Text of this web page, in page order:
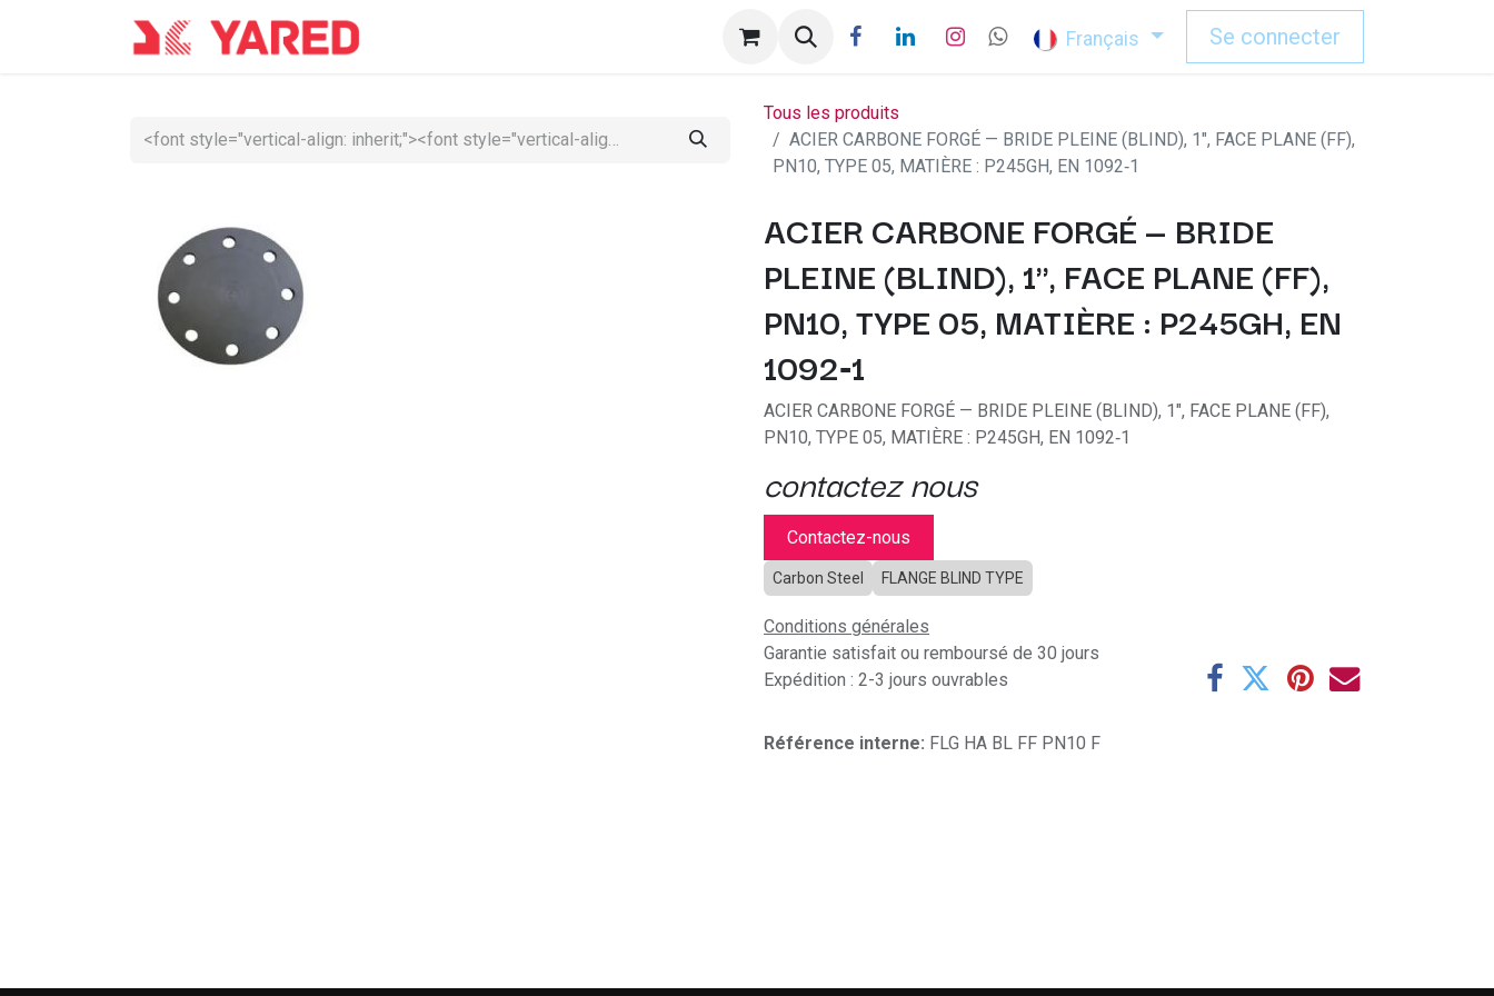
Rendez-vous Français Se connecter
Tous les produits
ACIER CARBONE FORGÉ — BRIDE PLEINE (BLIND), 1", FACE PLANE (FF),
PN10, TYPE 05, MATIÈRE : P245GH, EN 1092‑1
ACIER CARBONE FORGÉ — BRIDE
PLEINE (BLIND), 1", FACE PLANE (FF),
PN10, TYPE 05, MATIÈRE : P245GH, EN
1092‑1
ACIER CARBONE FORGÉ — BRIDE PLEINE (BLIND), 1", FACE PLANE (FF),
PN10, TYPE 05, MATIÈRE : P245GH, EN 1092‑1
contactez nous
Contactez-nous
Carbon Steel FLANGE BLIND TYPE
Conditions générales
Garantie satisfait ou remboursé de 30 jours
Expédition : 2-3 jours ouvrables
Référence interne: FLG HA BL FF PN10 F